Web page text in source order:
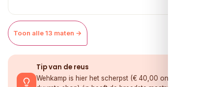
Toon alle 13 maten →
Tip van de reus
Wehkamp is hier het scherpst (€ 40,00 onder de